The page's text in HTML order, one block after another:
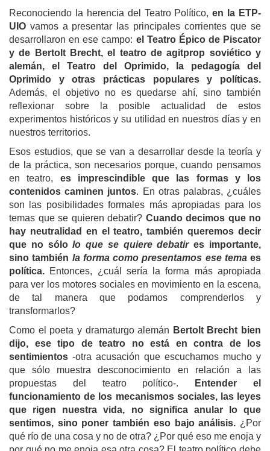
Reconociendo la herencia del Teatro Político,en la ETP-
UIO vamos a presentar las principales corrientes que se
desarrollaron en ese campo: el Teatro Épico de Piscator
y de Bertolt Brecht, el teatro de agitprop soviético y
alemán, el Teatro del Oprimido, la pedagogía del
Oprimido y otras prácticas populares y políticas.
Además, el objetivo no es quedarse ahí, sino también
reflexionar sobre la posible actualidad de estos
experimentos históricos y su utilidad en nuestros días y en
nuestros territorios.
Esos estudios, que se van a desarrollar desde la teoría y
de la práctica, son necesarios porque, cuando pensamos
en teatro, es imprescindible que las formas y los
contenidos caminen juntos. En otras palabras, ¿cuáles
son las posibilidades formales más apropiadas para los
temas que se quieren debatir? Cuando decimos que no
hay neutralidad en el teatro, también queremos decir
que no sólolo que se quiere debatires importante,
sino también la forma como presentamos ese temaes
política. Entonces, ¿cuál sería la forma más apropiada
para ver los motores sociales en movimiento en la escena,
de tal manera que podamos comprenderlos y
transformarlos?
Como el poeta y dramaturgo alemán Bertolt Brecht bien
dijo, ese tipo de teatro no está en contra de los
sentimientos -otra acusación que escuchamos mucho y
que sólo muestra desconocimiento en relación a las
propuestas del teatro político-.
Entender el
funcionamiento de los mecanismos sociales, las leyes
que rigen nuestra vida, no significa anular lo que
sentimos, sino poner también eso bajo análisis. ¿Por
qué río de una cosa y no de otra? ¿Por qué eso me enoja y